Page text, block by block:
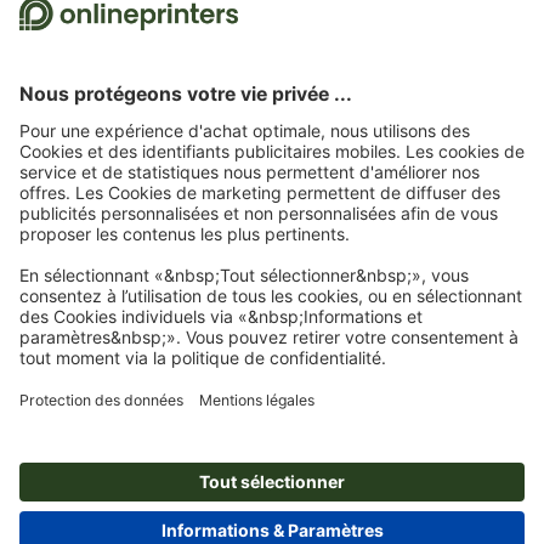
évaluations. Vous trouvereziciles mesures prises par Trustpilot pour garantir
Page d'accueil Cartes Cartes de remerciement
Cartes de remerciement, A6-
Carré
À propos de nous
Presse
Service
Modes de paiement
Blog
15 %